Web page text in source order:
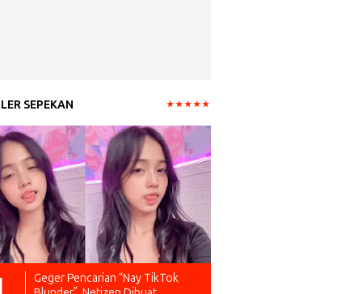
SEPEKAN
Geger Pencarian “Nay TikTok